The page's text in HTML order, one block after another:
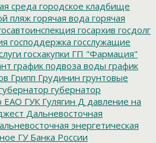
среда городское кладбище
пляж горячая вода горячая
госархив госдолг
господдержка госслужащие
госхакупки ГП "Фармация"
график подвоза воды график
Грипп Грудинин грунтовые
губернатор
ЕАО ГУК Гулягин Д давление на
Дальневосточная
энергетическая
ГУ Банка России